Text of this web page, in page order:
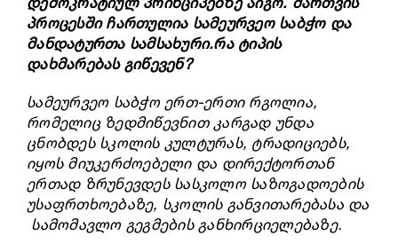
პროცესში ჩართულია სამეურვეო საბჭო და
მანდატურთა სამსახური.რა ტიპის
დახმარებას გიწევენ?
სამეურვეო საბჭო ერთ-ერთი რგოლია,
რომელიც ზედმიწევნით კარგად უნდა
ცნობდეს სკოლის კულტურას, ტრადიციებს,
იყოს მიუკერძოებელი და დირექტორთან
ერთად ზრუნევდეს სასკოლო საზოგადოების
უსაფრთხოებაზე, სკოლის განვითარებასა და
სამომავლო გეგმების განხირციელებაზე.